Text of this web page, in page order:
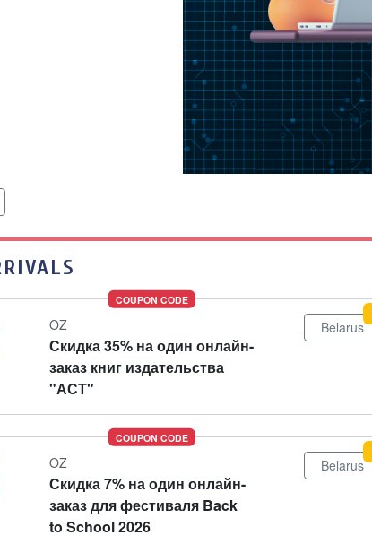
COUPON CODE
OZ
Скидка 35% на один онлайн-
заказ книг издательства
"АСТ"
Belarus
COUPON CODE
OZ
Скидка 7% на один онлайн-
заказ для фестиваля Back
to School 2026
Belarus